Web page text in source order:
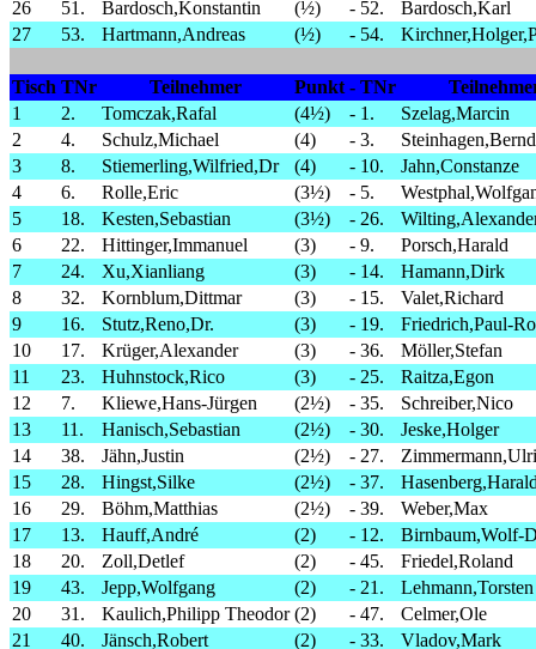
26 51. Bardosch,Konstantin (½) - 52.
Bardosch,Karl
27
53. Hartmann,Andreas (½) - 54.
Tisch TNr Teilnehmer Punkt - TNr
1
2. Tomczak,Rafal (4½) - 1.
Szelag,Marcin
2
4. Schulz,Michael (4) - 3.
Steinhagen,Bernd
3
8. Stiemerling,Wilfried,Dr (4) - 10.
Jahn,Constanze
4
6. Rolle,Eric (3½) - 5.
5
18. Kesten,Sebastian (3½) - 26.
6
22. Hittinger,Immanuel (3) - 9.
Porsch,Harald
7
24. Xu,Xianliang (3) - 14.
Hamann,Dirk
8
32. Kornblum,Dittmar (3) - 15.
Valet,Richard
9
16. Stutz,Reno,Dr. (3) - 19.
Friedrich,Paul-
10
17. Krüger,Alexander (3) - 36.
Möller,Stefan
11
23. Huhnstock,Rico (3) - 25.
Raitza,Egon
12
7. Kliewe,Hans-Jürgen (2½) - 35.
Schreiber,Nico
13
11. Hanisch,Sebastian (2½) - 30.
Jeske,Holger
14
38. Jähn,Justin (2½) - 27.
15
28. Hingst,Silke (2½) - 37.
16
29. Böhm,Matthias (2½) - 39.
Weber,Max
17
13. Hauff,André (2) - 12.
Birnbaum,Wolf-
18
20. Zoll,Detlef (2) - 45.
Friedel,Roland
19
43. Jepp,Wolfgang (2) - 21.
Lehmann,Torsten
20
31. Kaulich,Philipp Theodor (2) - 47.
Celmer,Ole
21
40. Jänsch,Robert (2) - 33.
Vladov,Mark